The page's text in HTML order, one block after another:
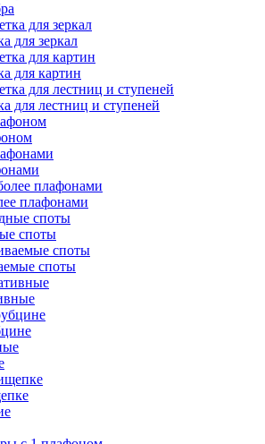
для зеркал
для картин
для лестниц и ступеней
плафонами
споты
споты